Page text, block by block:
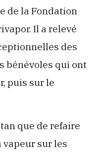
de la Fondation
Il a relevé
des
bénévoles qui ont
puis sur le
que de refaire
vapeur sur les